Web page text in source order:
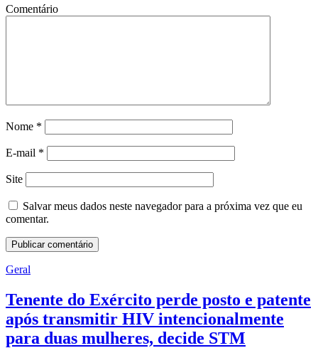
Comentário
Nome *
E-mail *
Site
Salvar meus dados neste navegador para a próxima vez que eu
comentar.
Geral
Tenente do Exército perde posto e patente
após transmitir HIV intencionalmente
para duas mulheres, decide STM